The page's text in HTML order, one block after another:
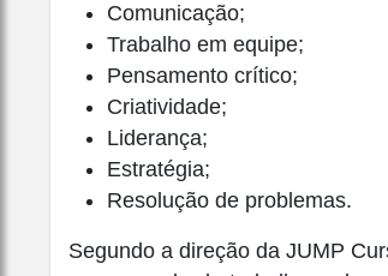
Comunicação;
Trabalho em equipe;
Pensamento crítico;
Criatividade;
Liderança;
Estratégia;
Resolução de problemas.
Segundo a direção da JUMP